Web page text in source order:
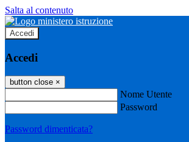
Salta al contenuto
Accedi
Accedi
button close ×
Nome Utente
Password
Password dimenticata?